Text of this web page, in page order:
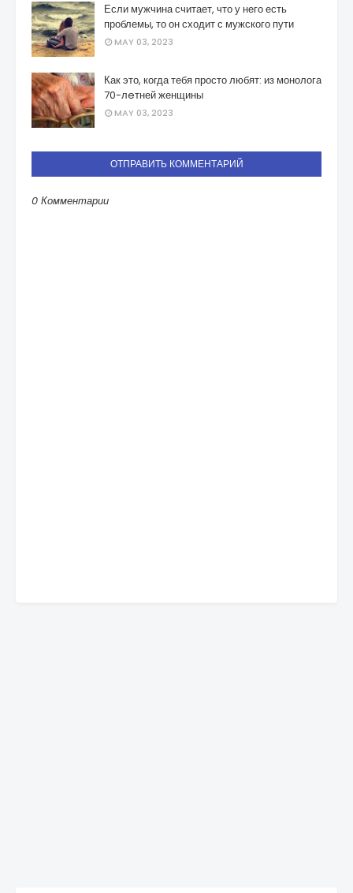
Если мужчина считает, что у него есть
проблемы, то он сходит с мужского пути
MAY 03, 2023
Как это, когда тебя просто любят: из монолога
70-лeтней женщины
MAY 03, 2023
ОТПРАВИТЬ КОММЕНТАРИЙ
0 Комментарии